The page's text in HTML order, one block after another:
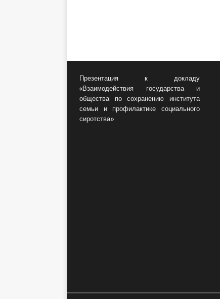
Презентация к докладу
«Взаимодействия государства и
общества по сохранению института
семьи и профилактике социального
сиротства»